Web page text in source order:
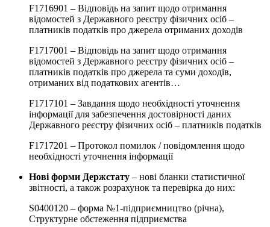
F1716901 – Відповідь на запит щодо отримання
відомостей з Державного реєстру фізичних осіб –
платників податків про джерела отриманих доходів
F1717001 – Відповідь на запит щодо отримання
відомостей з Державного реєстру фізичних осіб –
платників податків про джерела та суми доходів,
отриманих від податкових агентів…
F1717101 – Завдання щодо необхідності уточнення
інформації для забезпечення достовірності даних
Державного реєстру фізичних осіб – платників податків
F1717201 – Протокол помилок / повідомлення щодо
необхідності уточнення інформації
Нові форми Держстату – нові бланки статистичної
звітності, а також розрахунок та перевірка до них:
S0400120 – форма №1-підприємництво (річна),
Структурне обстеження підприємства